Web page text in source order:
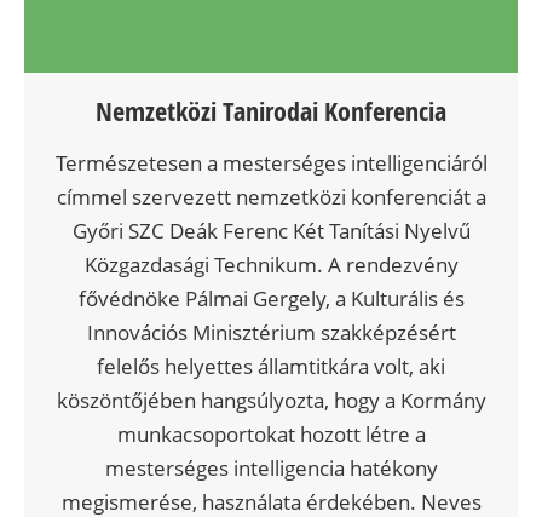
Nemzetközi Tanirodai Konferencia
Természetesen a mesterséges intelligenciáról
címmel szervezett nemzetközi konferenciát a
Győri SZC Deák Ferenc Két Tanítási Nyelvű
Közgazdasági Technikum. A rendezvény
fővédnöke Pálmai Gergely, a Kulturális és
Innovációs Minisztérium szakképzésért
felelős helyettes államtitkára volt, aki
köszöntőjében hangsúlyozta, hogy a Kormány
munkacsoportokat hozott létre a
mesterséges intelligencia hatékony
megismerése, használata érdekében. Neves